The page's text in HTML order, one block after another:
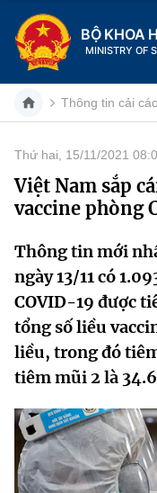
BỘ KHOA
MINISTRY OF
Danh mục
Trang chủ
Giới thiệu
Chức năng nhiệm
Cơ cấu tổ chức
Lịch sử phát triển
Sở Khoa học và
Tin tức sự kiện
Khoa học và Công
Đổi mới sáng tạo
Chuyển đổi số
Bưu chính, Viễn
Dịch vụ công
Hệ thống văn bản
Văn bản QPPL
Văn bản chỉ đạo
MST IOFFICE
THỐNG KÊ
Thông tin cải
Thứ hai, 15/11/2021
Việt Nam sắp
vaccine phòng
Thông tin mới
ngày 13/11 có
COVID-19 được
tổng số liều
liều, trong đó
tiêm mũi 2 là